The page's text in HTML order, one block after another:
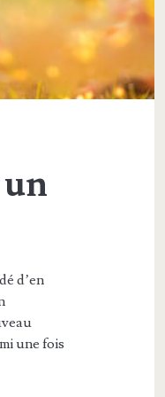
d’en
une fois